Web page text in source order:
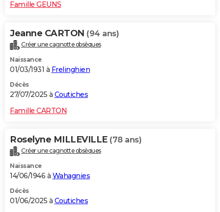
Famille GEUNS
Jeanne CARTON (94 ans)
Créer une cagnotte obsèques
Naissance
01/03/1931 à Frelinghien
Décès
27/07/2025 à Coutiches
Famille CARTON
Roselyne MILLEVILLE (78 ans)
Créer une cagnotte obsèques
Naissance
14/06/1946 à Wahagnies
Décès
01/06/2025 à Coutiches